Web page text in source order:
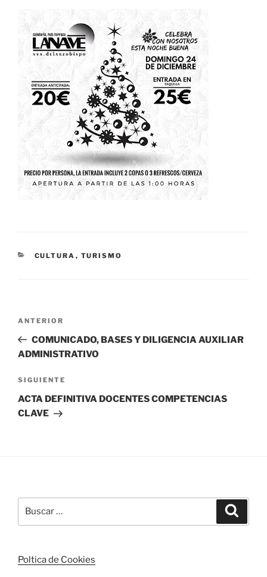
CATEGORÍAS
CULTURA , TURISMO
entradas
Entrada
anterior:
ANTERIOR
COMUNICADO, BASES Y DILIGENCIA AUXILIAR
ADMINISTRATIVO
Siguiente
entrada
SIGUIENTE
ACTA DEFINITIVA DOCENTES COMPETENCIAS
CLAVE
por:
Poltica de Cookies